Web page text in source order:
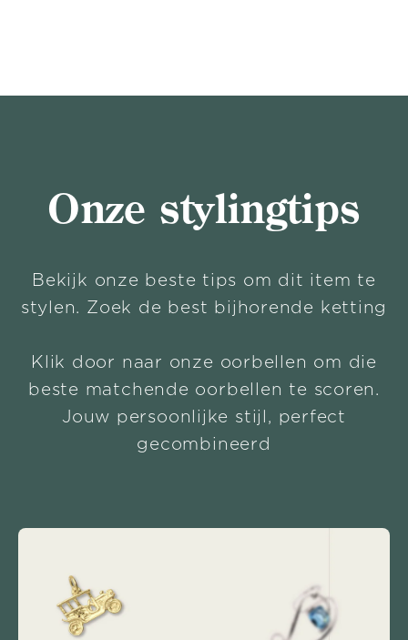
Onze stylingtips
Bekijk onze beste tips om dit item te
stylen. Zoek de best bijhorende ketting
Klik door naar onze oorbellen om die
beste matchende oorbellen te scoren.
Jouw persoonlijke stijl, perfect
gecombineerd